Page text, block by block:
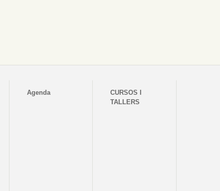
Agenda
CURSOS I
TALLERS